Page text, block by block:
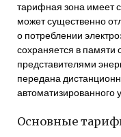
тарифная зона имеет
может существенно
о потреблении
сохраняется в памяти
представителями
передана
автоматизированного
Основные